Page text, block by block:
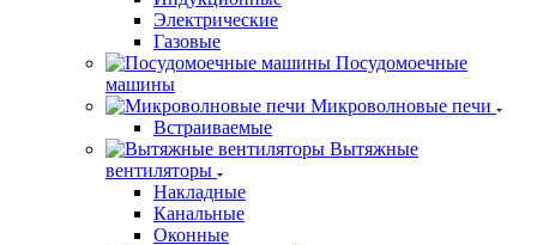
Электрические
Газовые
Посудомоечные
машины
Микроволновые печи
Встраиваемые
Вытяжные
вентиляторы
Накладные
Канальные
Оконные